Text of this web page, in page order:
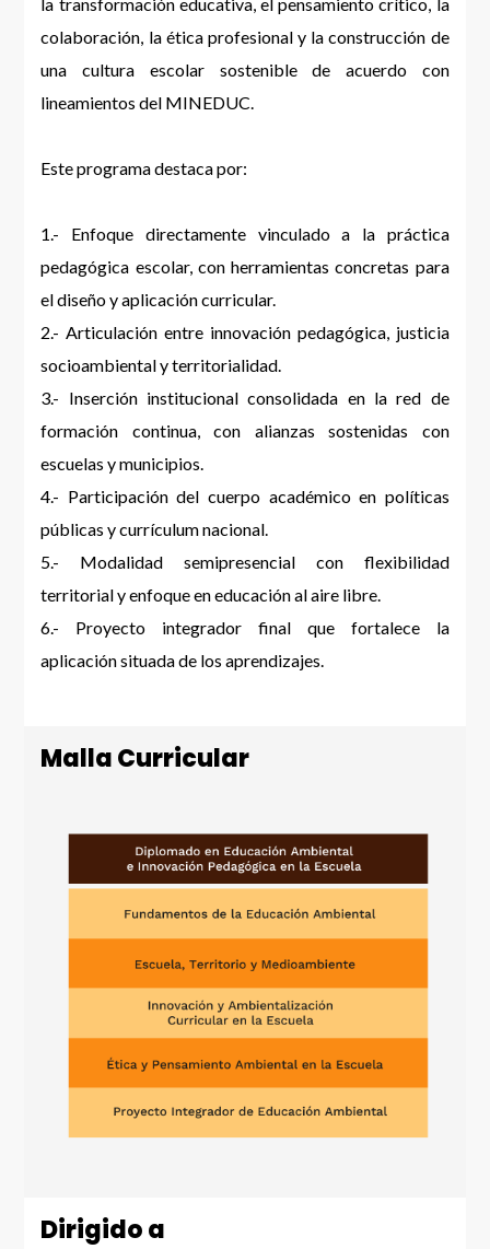
colaboración, la ética profesional y la construcción de
una cultura escolar sostenible de acuerdo con
lineamientos del MINEDUC.
Este programa destaca por:
1.- Enfoque directamente vinculado a la práctica
pedagógica escolar, con herramientas concretas para
el diseño y aplicación curricular.
2.- Articulación entre innovación pedagógica, justicia
socioambiental y territorialidad.
3.- Inserción institucional consolidada en la red de
formación continua, con alianzas sostenidas con
escuelas y municipios.
4.- Participación del cuerpo académico en políticas
públicas y currículum nacional.
5.- Modalidad semipresencial con flexibilidad
territorial y enfoque en educación al aire libre.
6.- Proyecto integrador final que fortalece la
aplicación situada de los aprendizajes.
Malla Curricular
Dirigido a